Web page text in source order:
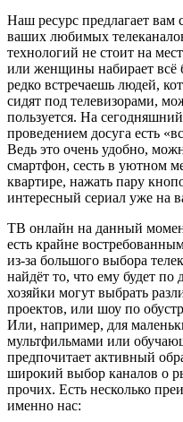
Наш ресурс предлагает вам
ваших любимых
технологий не стоит на
или женщины набирает всё
редко встречаешь людей,
сидят под телевизорами,
пользуется. На
проведением досуга есть
Ведь это очень удобно,
смартфон, сесть в уютном
квартире, нажать пару
интересный сериал уже на
ТВ онлайн на данный
есть крайне
из-за большого выбора
найдёт то, что ему будет
хозяйки могут выбрать
проектов, или шоу по
Или, например, для
мультфильмами или
предпочитает активный
широкий выбор каналов о
прочих. Есть несколько
именно нас: